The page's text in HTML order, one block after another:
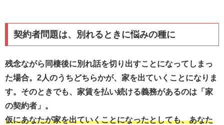
契約者問題は、別れるときに悩みの種に
残念ながら同棲後に別れ話を切り出すことになってしまっ
た場合。2人のうちどちらかが、家を出ていくことになりま
す。そのときでも、家賃を払い続ける義務があるのは「家
の契約者」。
仮にあなたが家を出ていくことになったとしても、あなた